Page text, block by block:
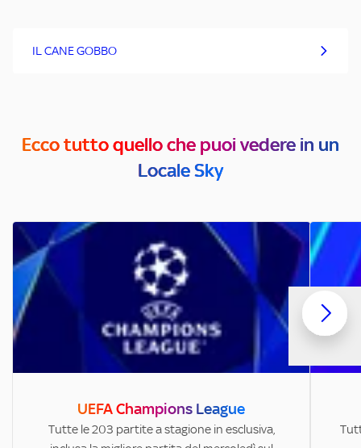
IL CANE GOBBO
Ecco tutto quello che puoi vedere in un
Locale Sky
UEFA Champions League
Tutte le 203 partite a stagione in esclusiva,